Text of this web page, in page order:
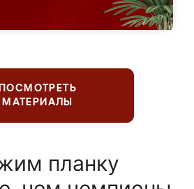
ПОСМОТРЕТЬ
МАТЕРИАЛЫ
планку